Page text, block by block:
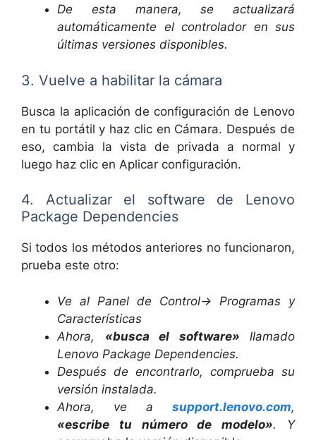
De esta manera, se actualizará
automáticamente el controlador en sus
últimas versiones disponibles.
3. Vuelve a habilitar la cámara
Busca la aplicación de configuración de Lenovo
en tu portátil y haz clic en Cámara. Después de
eso, cambia la vista de privada a normal y
luego haz clic en Aplicar configuración.
4. Actualizar el software de Lenovo
Package Dependencies
Si todos los métodos anteriores no funcionaron,
prueba este otro:
Ve al Panel de Control-> Programas y
Características
Ahora, «busca el software» llamado
Lenovo Package Dependencies.
Después de encontrarlo, comprueba su
versión instalada.
Ahora, ve a support.lenovo.com,
«escribe tu número de modelo». Y